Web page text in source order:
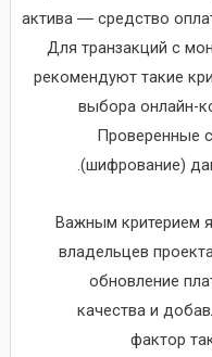
актива ― средство
Для транзакций с
рекомендуют такие
выбора онлайн-
Проверенные
(шифрование)
Важным критерием
владельцев
обновление
качества и
фактор